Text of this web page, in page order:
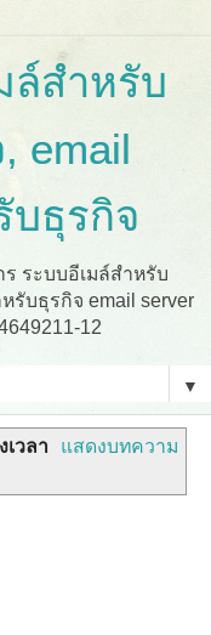
ล์สำหรับ
email
บธุรกิจ
ระบบอีเมล์สำหรับ
รับธุรกิจ email server
12
▼
เวลา
แสดงบทความ